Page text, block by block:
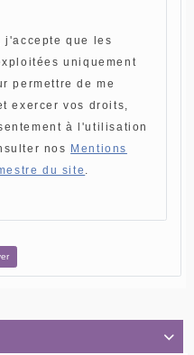
j'accepte que les
uniquement
permettre de me
exercer vos droits,
à l'utilisation
nos Mentions
du site
